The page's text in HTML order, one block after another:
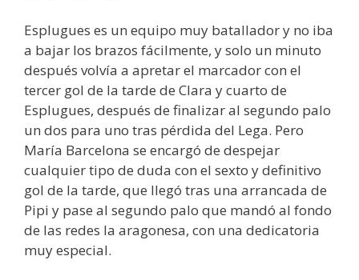
Esplugues es un equipo muy batallador y no iba
a bajar los brazos fácilmente, y solo un minuto
después volvía a apretar el marcador con el
tercer gol de la tarde de Clara y cuarto de
Esplugues, después de finalizar al segundo palo
un dos para uno tras pérdida del Lega. Pero
María Barcelona se encargó de despejar
cualquier tipo de duda con el sexto y definitivo
gol de la tarde, que llegó tras una arrancada de
Pipi y pase al segundo palo que mandó al fondo
de las redes la aragonesa, con una dedicatoria
muy especial.